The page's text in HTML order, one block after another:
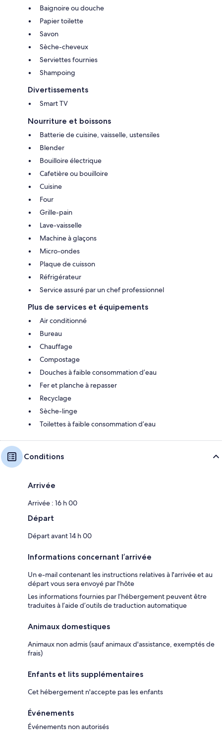
Baignoire ou douche
Papier toilette
Savon
Sèche-cheveux
Serviettes fournies
Shampoing
Divertissements
Smart TV
Nourriture et boissons
Batterie de cuisine, vaisselle, ustensiles
Blender
Bouilloire électrique
Cafetière ou bouilloire
Cuisine
Four
Grille-pain
Lave-vaisselle
Machine à glaçons
Micro-ondes
Plaque de cuisson
Réfrigérateur
Service assuré par un chef professionnel
Plus de services et équipements
Air conditionné
Bureau
Chauffage
Compostage
Douches à faible consommation d’eau
Fer et planche à repasser
Recyclage
Sèche-linge
Toilettes à faible consommation d’eau
Conditions
Arrivée
Arrivée : 16 h 00
Départ
Départ avant 14 h 00
Informations concernant l’arrivée
Un e-mail contenant les instructions relatives à l'arrivée et au
départ vous sera envoyé par l'hôte
Les informations fournies par l’hébergement peuvent être
traduites à l’aide d’outils de traduction automatique
Animaux domestiques
Animaux non admis (sauf animaux d'assistance, exemptés de
frais)
Enfants et lits supplémentaires
Cet hébergement n'accepte pas les enfants
Événements
Événements non autorisés